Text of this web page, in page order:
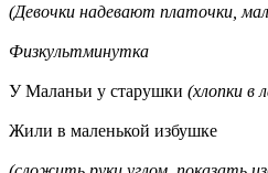
(Девочки надевают платочки,
Физкультминутка
У Маланьи у старушки (хлопки в
Жили в маленькой избушке